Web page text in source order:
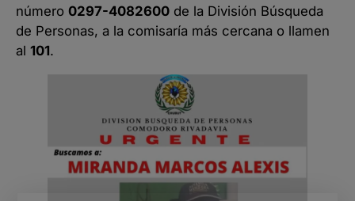
número 0297-4082600 de la División Búsqueda
de Personas, a la comisaría más cercana o llamen
al 101.